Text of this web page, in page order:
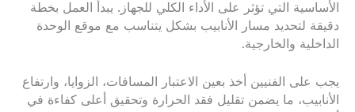
الأساسية التي تؤثر على الأداء الكلي للجهاز. يبدأ العمل بخطة
دقيقة لتحديد مسار الأنابيب بشكل يتناسب مع موقع الوحدة
الداخلية والخارجية.
يجب على الفنيين أخذ بعين الاعتبار المسافات، الزوايا، وارتفاع
الأنابيب، ما يضمن تقليل فقد الحرارة وتحقيق أعلى كفاءة في